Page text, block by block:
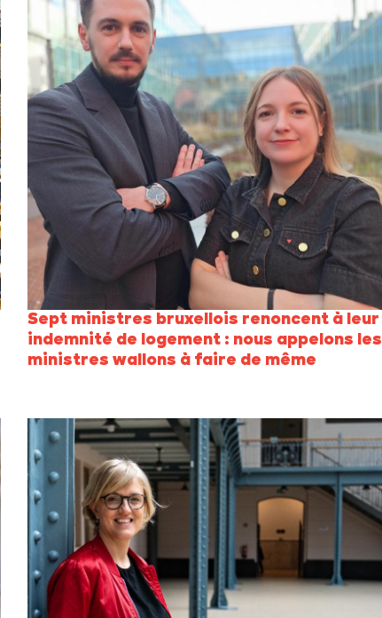
Sept ministres bruxellois renoncent à leur
indemnité de logement : nous appelons les
ministres wallons à faire de même